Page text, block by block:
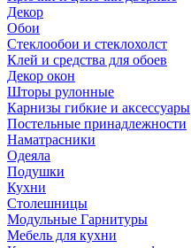
Декор
Обои
Стеклообои и стеклохолст
Клей и средства для обоев
Декор окон
Шторы рулонные
Карнизы гибкие и аксессуары
Постельные принадлежности
Наматрасники
Одеяла
Подушки
Кухни
Столешницы
Модульные Гарнитуры
Мебель для кухни